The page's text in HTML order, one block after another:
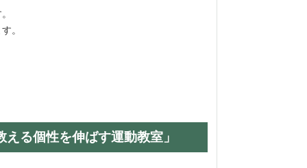
。
す。
える個性を伸ばす運動教室」